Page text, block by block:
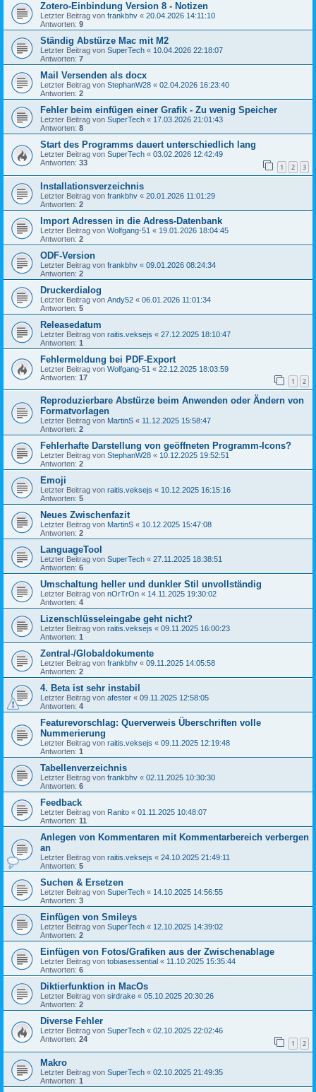
Zotero-Einbindung Version 8 - Notizen
Letzter Beitrag von frankbhv « 20.04.2026 14:11:10
Antworten: 9
Ständig Abstürze Mac mit M2
Letzter Beitrag von SuperTech « 10.04.2026 22:18:07
Antworten: 7
Mail Versenden als docx
Letzter Beitrag von StephanW28 « 02.04.2026 16:23:40
Antworten: 2
Fehler beim einfügen einer Grafik - Zu wenig Speicher
Letzter Beitrag von SuperTech « 17.03.2026 21:01:43
Antworten: 8
Start des Programms dauert unterschiedlich lang
Letzter Beitrag von SuperTech « 03.02.2026 12:42:49
Antworten: 33 1 2 3
Installationsverzeichnis
Letzter Beitrag von frankbhv « 20.01.2026 11:01:29
Antworten: 2
Import Adressen in die Adress-Datenbank
Letzter Beitrag von Wolfgang-51 « 19.01.2026 18:04:45
Antworten: 2
ODF-Version
Letzter Beitrag von frankbhv « 09.01.2026 08:24:34
Antworten: 2
Druckerdialog
Letzter Beitrag von Andy52 « 06.01.2026 11:01:34
Antworten: 5
Releasedatum
Letzter Beitrag von raitis.veksejs « 27.12.2025 18:10:47
Antworten: 1
Fehlermeldung bei PDF-Export
Letzter Beitrag von Wolfgang-51 « 22.12.2025 18:03:59
Antworten: 17 1 2
Reproduzierbare Abstürze beim Anwenden oder Ändern von
Formatvorlagen
Letzter Beitrag von MartinS « 11.12.2025 15:58:47
Antworten: 2
Fehlerhafte Darstellung von geöffneten Programm-Icons?
Letzter Beitrag von StephanW28 « 10.12.2025 19:52:51
Antworten: 2
Emoji
Letzter Beitrag von raitis.veksejs « 10.12.2025 16:15:16
Antworten: 5
Neues Zwischenfazit
Letzter Beitrag von MartinS « 10.12.2025 15:47:08
Antworten: 2
LanguageTool
Letzter Beitrag von SuperTech « 27.11.2025 18:38:51
Antworten: 6
Umschaltung heller und dunkler Stil unvollständig
Letzter Beitrag von nOrTrOn « 14.11.2025 19:30:02
Antworten: 4
Lizenschlüsseleingabe geht nicht?
Letzter Beitrag von raitis.veksejs « 09.11.2025 16:00:23
Antworten: 1
Zentral-/Globaldokumente
Letzter Beitrag von frankbhv « 09.11.2025 14:05:58
Antworten: 2
4. Beta ist sehr instabil
Letzter Beitrag von afester « 09.11.2025 12:58:05
Antworten: 4
Featurevorschlag: Querverweis Überschriften volle
Nummerierung
Letzter Beitrag von raitis.veksejs « 09.11.2025 12:19:48
Antworten: 1
Tabellenverzeichnis
Letzter Beitrag von frankbhv « 02.11.2025 10:30:30
Antworten: 6
Feedback
Letzter Beitrag von Ranito « 01.11.2025 10:48:07
Antworten: 11
Anlegen von Kommentaren mit Kommentarbereich verbergen
an
Letzter Beitrag von raitis.veksejs « 24.10.2025 21:49:11
Antworten: 5
Suchen & Ersetzen
Letzter Beitrag von SuperTech « 14.10.2025 14:56:55
Antworten: 3
Einfügen von Smileys
Letzter Beitrag von SuperTech « 12.10.2025 14:39:02
Antworten: 2
Einfügen von Fotos/Grafiken aus der Zwischenablage
Letzter Beitrag von tobiasessential « 11.10.2025 15:35:44
Antworten: 6
Diktierfunktion in MacOs
Letzter Beitrag von sirdrake « 05.10.2025 20:30:26
Antworten: 2
Diverse Fehler
Letzter Beitrag von SuperTech « 02.10.2025 22:02:46
Antworten: 24 1 2
Makro
Letzter Beitrag von SuperTech « 02.10.2025 21:49:35
Antworten: 1